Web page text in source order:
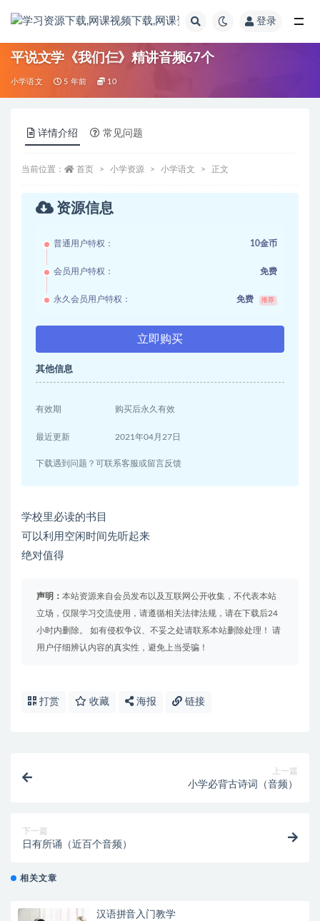
登录
平说文学《我们仨》精讲音频67个
小学语文 5 年前 10
详情介绍 常见问题
当前位置： 首页 小学资源 小学语文 正文
资源信息
普通用户特权： 10金币
会员用户特权： 免费
永久会员用户特权： 免费 推荐
立即购买
其他信息
有效期 购买后永久有效
最近更新 2021年04月27日
下载遇到问题？可联系客服或留言反馈
学校里必读的书目
可以利用空闲时间先听起来
绝对值得
声明： 本站资源来自会员发布以及互联网公开收集，不代表本站
立场，仅限学习交流使用，请遵循相关法律法规，请在下载后24
小时内删除。 如有侵权争议、不妥之处请联系本站删除处理！ 请
用户仔细辨认内容的真实性，避免上当受骗！
打赏 收藏 海报 链接
上一篇
小学必背古诗词（音频）
下一篇
日有所诵（近百个音频）
相关文章
汉语拼音入门教学